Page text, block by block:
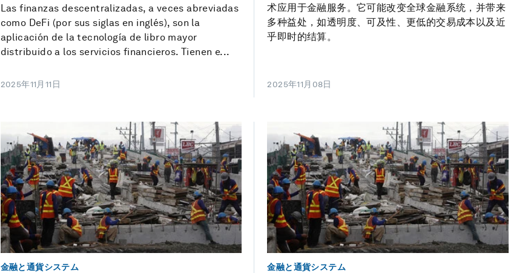
Las finanzas descentralizadas, a veces abreviadas
como DeFi (por sus siglas en inglés), son la
aplicación de la tecnología de libro mayor
distribuido a los servicios financieros. Tienen e...
2025年11月11日
术应用于金融服务。它可能改变全球金融系统，并带来
多种益处，如透明度、可及性、更低的交易成本以及近
乎即时的结算。
2025年11月08日
金融と通貨システム 金融と通貨システム